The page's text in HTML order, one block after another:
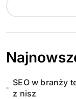
SEO w branży
z nisz